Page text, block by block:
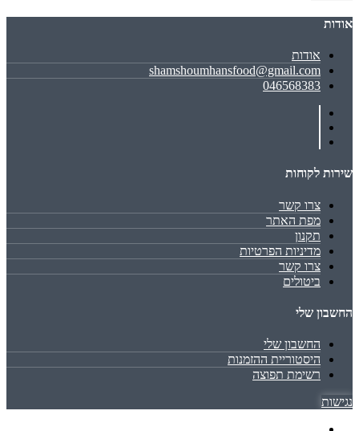
אודות
אודות
shamshoumhansfood@gmail.com
046568383
שירות לקוחות
צרו קשר
מפת האתר
תקנון
מדיניות הפרטיות
צרו קשר
ביטולים
החשבון שלי
החשבון שלי
היסטוריית ההזמנות
רשימת תפוצה
נגישות